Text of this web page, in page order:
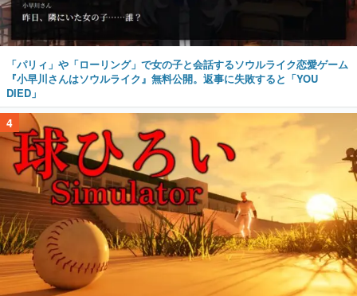
「パリィ」や「ローリング」で女の子と会話するソウルライク恋愛ゲーム
『小早川さんはソウルライク』無料公開。返事に失敗すると「YOU
DIED」
4